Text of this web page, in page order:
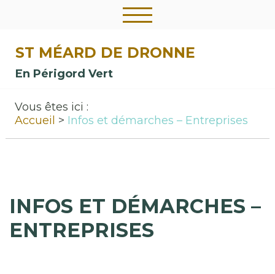
ST MÉARD DE DRONNE
En Périgord Vert
Vous êtes ici :
Accueil
Infos et démarches – Entreprises
INFOS ET DÉMARCHES –
ENTREPRISES